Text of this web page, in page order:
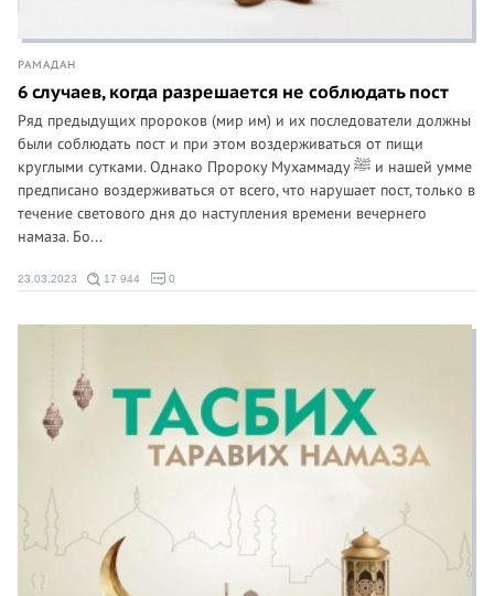
РАМАДАН
6 случаев, когда разрешается не соблюдать пост
Ряд предыдущих пророков (мир им) и их последователи должны
были соблюдать пост и при этом воздерживаться от пищи
круглыми сутками. Однако Пророку Мухаммаду ﷺ и нашей умме
предписано воздерживаться от всего, что нарушает пост, только в
течение светового дня до наступления времени вечернего
намаза. Бо...
23.03.2023 17 944 0